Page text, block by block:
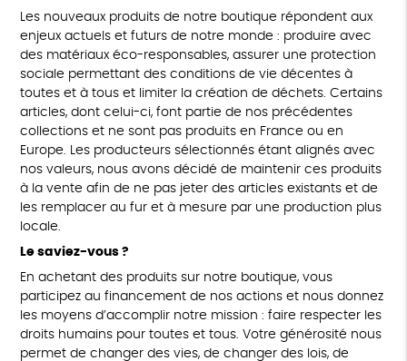
Les nouveaux produits de notre boutique répondent aux
enjeux actuels et futurs de notre monde : produire avec
des matériaux éco-responsables, assurer une protection
sociale permettant des conditions de vie décentes à
toutes et à tous et limiter la création de déchets. Certains
articles, dont celui-ci, font partie de nos précédentes
collections et ne sont pas produits en France ou en
Europe. Les producteurs sélectionnés étant alignés avec
nos valeurs, nous avons décidé de maintenir ces produits
à la vente afin de ne pas jeter des articles existants et de
les remplacer au fur et à mesure par une production plus
locale.
Le saviez-vous ?
En achetant des produits sur notre boutique, vous
participez au financement de nos actions et nous donnez
les moyens d’accomplir notre mission : faire respecter les
droits humains pour toutes et tous. Votre générosité nous
permet de changer des vies, de changer des lois, de